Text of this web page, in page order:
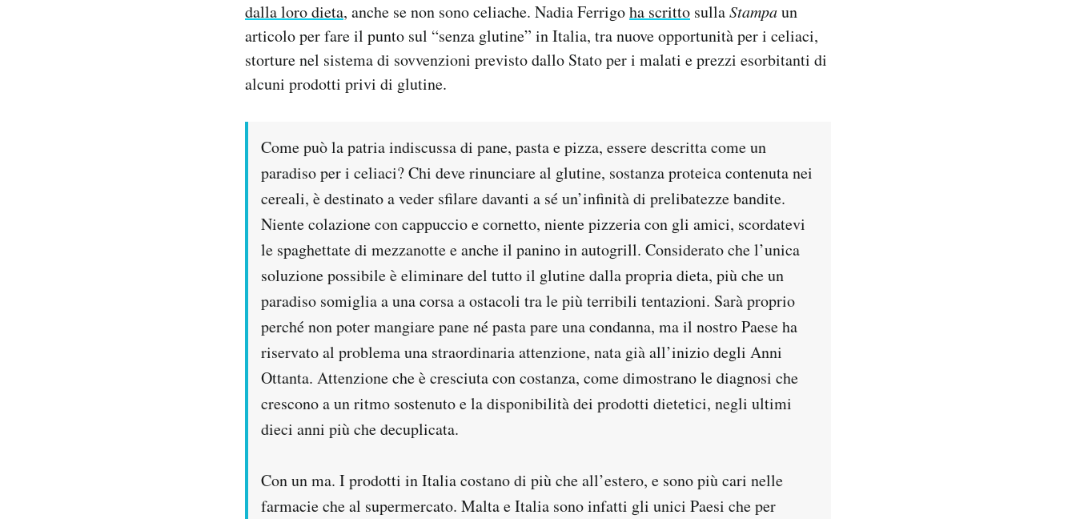
dalla loro dieta, anche se non sono celiache. Nadia Ferrigoha scritto sullaStampaun
articolo per fare il punto sul “senza glutine” in Italia, tra nuove opportunità per i celiaci,
storture nel sistema di sovvenzioni previsto dallo Stato per i malati e prezzi esorbitanti di
alcuni prodotti privi di glutine.
Come può la patria indiscussa di pane, pasta e pizza, essere descritta come un
paradiso per i celiaci? Chi deve rinunciare al glutine, sostanza proteica contenuta nei
cereali, è destinato a veder sfilare davanti a sé un’infinità di prelibatezze bandite.
Niente colazione con cappuccio e cornetto, niente pizzeria con gli amici, scordatevi
le spaghettate di mezzanotte e anche il panino in autogrill. Considerato che l’unica
soluzione possibile è eliminare del tutto il glutine dalla propria dieta, più che un
paradiso somiglia a una corsa a ostacoli tra le più terribili tentazioni. Sarà proprio
perché non poter mangiare pane né pasta pare una condanna, ma il nostro Paese ha
riservato al problema una straordinaria attenzione, nata già all’inizio degli Anni
Ottanta. Attenzione che è cresciuta con costanza, come dimostrano le diagnosi che
crescono a un ritmo sostenuto e la disponibilità dei prodotti dietetici, negli ultimi
dieci anni più che decuplicata.
Con un ma. I prodotti in Italia costano di più che all’estero, e sono più cari nelle
farmacie che al supermercato. Malta e Italia sono infatti gli unici Paesi che per